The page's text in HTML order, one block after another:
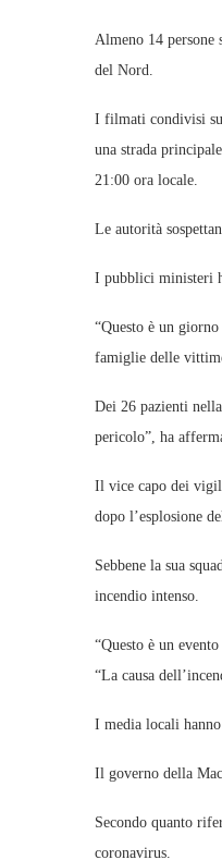
Almeno 14 persone
del Nord.
I filmati condivisi
una strada
21:00 ora locale.
Le autorità
I pubblici ministeri
“Questo è un
famiglie delle
Dei 26 pazienti
pericolo”, ha
Il vice capo dei
dopo l’esplosione
Sebbene la sua
incendio intenso.
“Questo è un
“La causa
I media locali
Il governo della
Secondo quanto
coronavirus.